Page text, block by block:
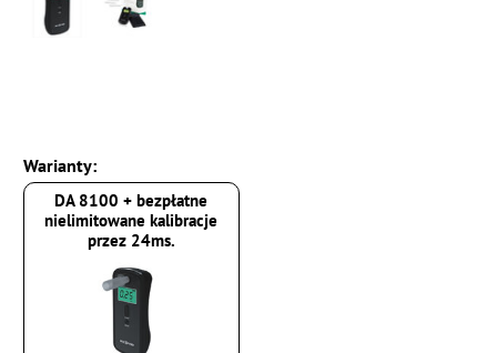
Warianty:
DA 8100 + bezpłatne
nielimitowane kalibracje
przez 24ms.